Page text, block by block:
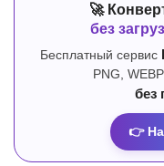
🚀
без
Бесплатный сервис
PNG,
без
👉